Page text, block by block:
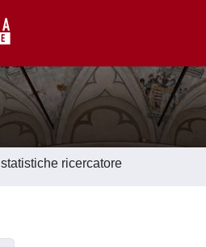
statistiche ricercatore